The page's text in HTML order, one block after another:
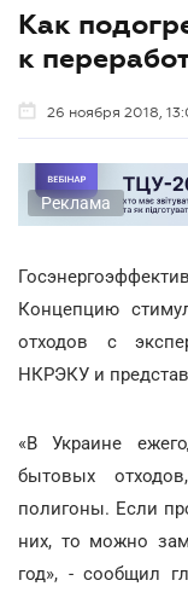
Как
к
26 ноября 2018,
Реклама
Концепцию
отходов с
НКРЭКУ и
«В Украине
бытовых
полигоны. Если
них, то можно
год», - сообщил